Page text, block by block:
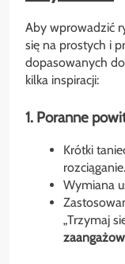
Aby wprowadzić
się na prostych i
dopasowanych
kilka inspiracji:
1. Poranne
Krótki
rozciąganie.
Wymiana
„Trzymaj